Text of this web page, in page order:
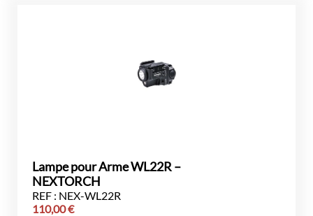
Lampe pour Arme WL22R –
NEXTORCH
REF : NEX-WL22R
110,00€